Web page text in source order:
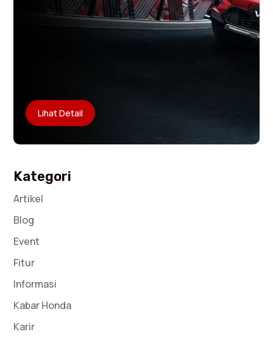
Lihat Detail
Kategori
Artikel
Blog
Event
Fitur
Informasi
Kabar Honda
Karir